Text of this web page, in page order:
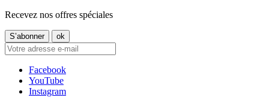
Recevez nos offres spéciales
Facebook
YouTube
Instagram